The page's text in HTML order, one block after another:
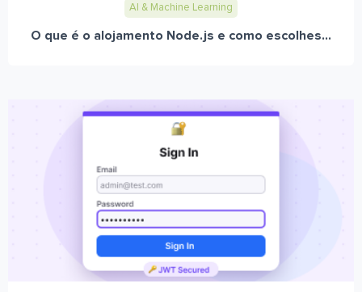
AI & Machine Learning
O que é o alojamento Node.js e como escolhes...